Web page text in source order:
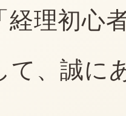
経理初心
て、誠に